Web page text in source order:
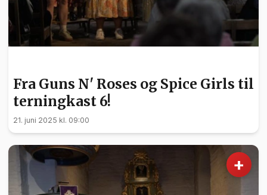
Fra Guns N' Roses og Spice Girls til
terningkast 6!
21. juni 2025 kl. 09:00
+